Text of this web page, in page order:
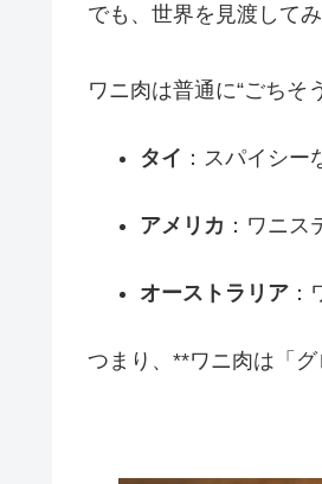
でも、世界を見渡して
ワニ肉は普通に“ごちそ
タイ ：スパイシ
アメリカ ：ワニ
オーストラリア：
つまり、**ワニ肉は「